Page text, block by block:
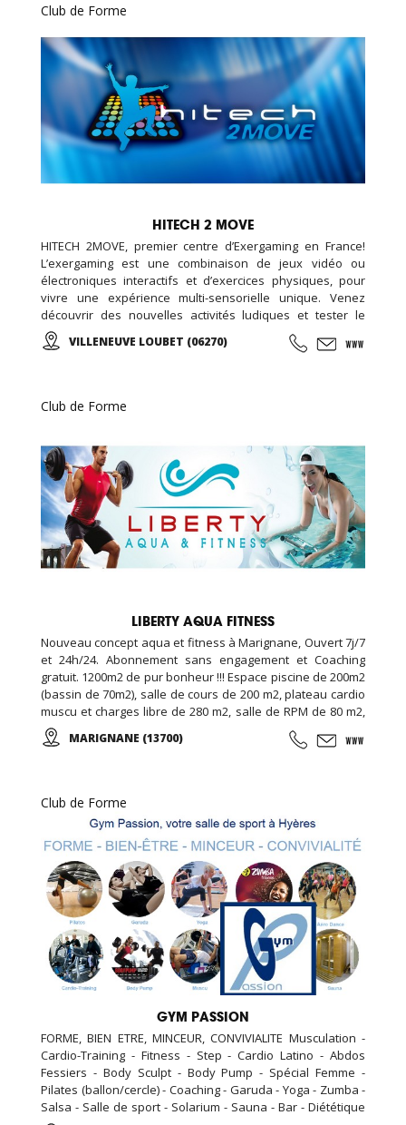
Club de Forme
HITECH 2 MOVE
HITECH 2MOVE, premier centre d’Exergaming en France!
L’exergaming est une combinaison de jeux vidéo ou
électroniques interactifs et d’exercices physiques, pour
vivre une expérience multi-sensorielle unique. Venez
découvrir des nouvelles activités ludiques et tester le
parcours interactif pour se dépenser sans y penser ! Sol et
mur lumineux, courses de vélos virtuelles, roue
amusant ! Une idée originale pour fêter l’anniversaire de
VILLENEUVE LOUBET (06270)
Club de Forme
LIBERTY AQUA FITNESS
Nouveau concept aqua et fitness à Marignane, Ouvert 7j/7
et 24h/24. Abonnement sans engagement et Coaching
gratuit. 1200m2 de pur bonheur !!! Espace piscine de 200m2
(bassin de 70m2), salle de cours de 200 m2, plateau cardio
muscu et charges libre de 280 m2, salle de RPM de 80 m2,
salle de cross training de 120m2, espace garderie enfant
de 100m2, espace bar et détente avec billard et babyfoot
individuelle de 100m2, ...
MARIGNANE (13700)
Club de Forme
GYM PASSION
FORME, BIEN ETRE, MINCEUR, CONVIVIALITE Musculation -
Cardio-Training - Fitness - Step - Cardio Latino - Abdos
Fessiers - Body Sculpt - Body Pump - Spécial Femme -
Pilates (ballon/cercle) - Coaching - Garuda - Yoga - Zumba -
Salsa - Salle de sport - Solarium - Sauna - Bar - Diététique